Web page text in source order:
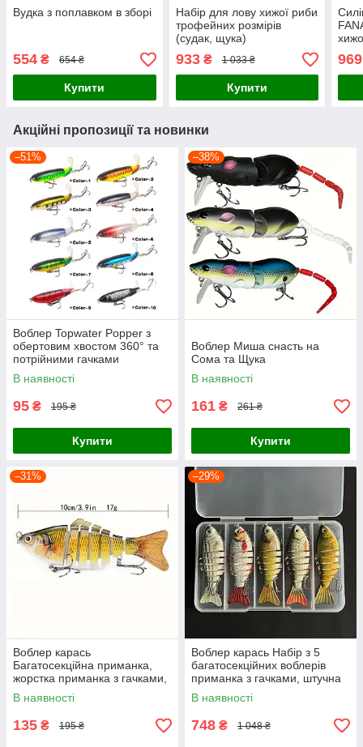
Вудка з поплавком в зборі
554 ₴ 654 ₴
Купити
Набір для лову хижої риби
трофейних розмірів
(судак, щука)
933₴ 1 033 ₴
Купити
969
Акційні пропозиції та новинки
–51%
Воблер Topwater Popper з
обертовим хвостом 360° та
потрійними гачками
В наявності
95 ₴ 195 ₴
Купити
–38%
Воблер Миша снасть на
Сома та Щука
В наявності
161 ₴ 261 ₴
Купити
–31%
Воблер карась
Багатосекційна приманка,
жорстка приманка з гачками,
штучна рибальська приманка
В наявності
135 ₴ 195 ₴
–29%
Воблер карась Набір з 5
багатосекційних воблерів
приманка з гачками, штучна
рибальська приманка
В наявності
748 ₴ 1 048 ₴